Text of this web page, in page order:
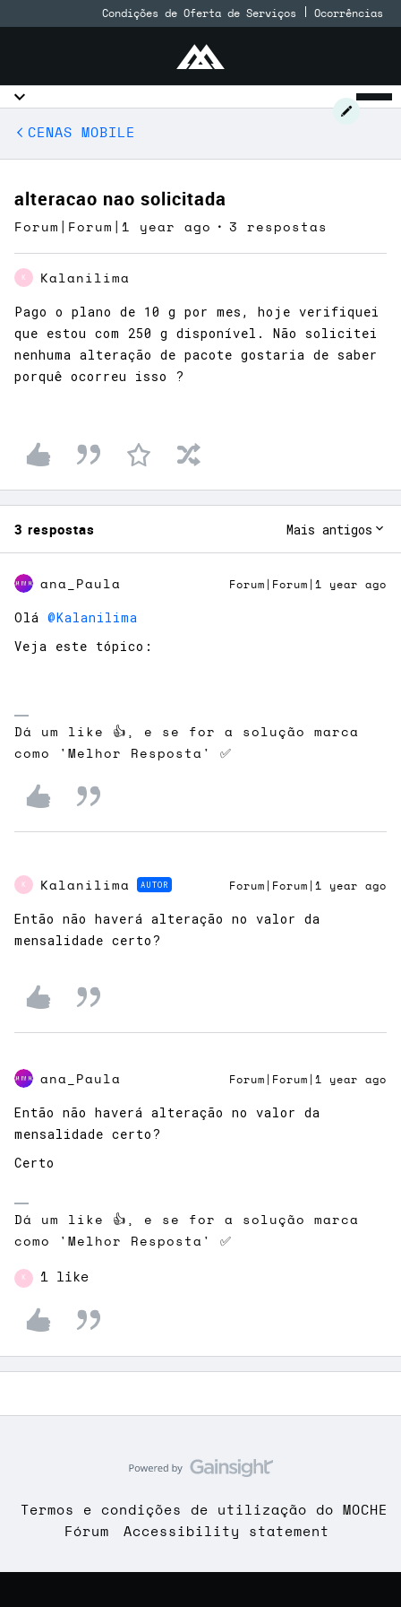
Condições de Oferta de Serviços Ocorrências
CENAS MOBILE
alteracao nao solicitada
Forum|Forum|1 year ago 3 respostas
K Kalanilima
Pago o plano de 10 g por mes, hoje verifiquei
que estou com 250 g disponível. Não solicitei
nenhuma alteração de pacote gostaria de saber
porquê ocorreu isso ?
3 respostas Mais antigos
ana_Paula Forum|Forum|1 year ago
Olá ​ @Kalanilima
Veja este tópico:
Dá um like 👍, e se for a solução marca
como 'Melhor Resposta' ✅
K Kalanilima AUTOR Forum|Forum|1 year ago
Então não haverá alteração no valor da
mensalidade certo?
ana_Paula Forum|Forum|1 year ago
Então não haverá alteração no valor da
mensalidade certo?
Certo
Dá um like 👍, e se for a solução marca
como 'Melhor Resposta' ✅
K 1 like
Termos e condições de utilização do MOCHE
Fórum
Accessibility statement